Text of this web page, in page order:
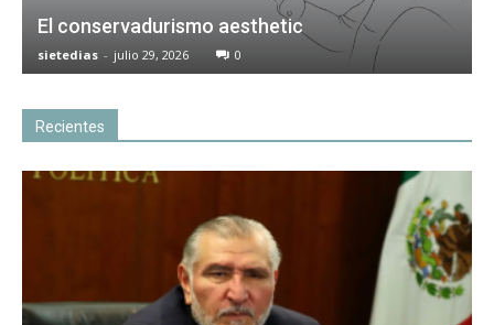
El conservadurismo aesthetic
sietedias - julio 29, 2026 0
Recientes